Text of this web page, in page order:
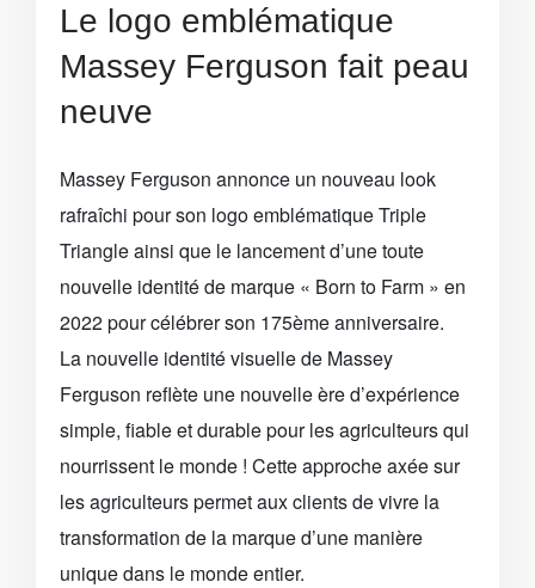
Le logo emblématique
Massey Ferguson fait peau
neuve
Massey Ferguson annonce un nouveau look
rafraîchi pour son logo emblématique Triple
Triangle ainsi que le lancement d’une toute
nouvelle identité de marque « Born to Farm » en
2022 pour célébrer son 175ème anniversaire.
La nouvelle identité visuelle de Massey
Ferguson reflète une nouvelle ère d’expérience
simple, fiable et durable pour les agriculteurs qui
nourrissent le monde ! Cette approche axée sur
les agriculteurs permet aux clients de vivre la
transformation de la marque d’une manière
unique dans le monde entier.